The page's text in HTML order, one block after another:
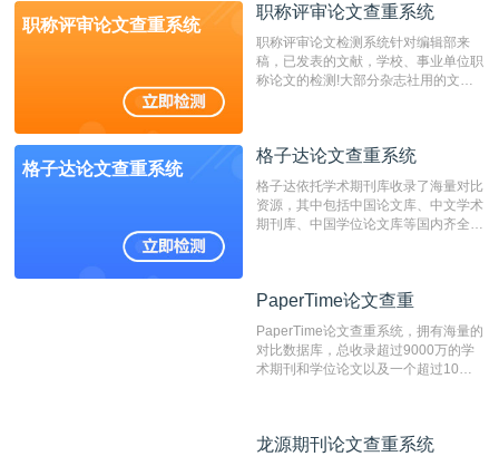
检测速度快、精度高，市场反映良好。
职称评审论文查重系统
职称评审论文查重系统
职称评审论文检测系统针对编辑部来
稿，已发表的文献，学校、事业单位职
称论文的检测!大部分杂志社用的文献
编辑部检测来稿和已发表的文献,检测
测时注意填写第一作者,才能排除已发
表文献复制比。（限制字符数1万）
格子达论文查重系统
格子达论文查重系统
格子达依托学术期刊库收录了海量对比
资源，其中包括中国论文库、中文学术
期刊库、中国学位论文库等国内齐全的
系统，可检测中文、英文两种语言的论
PaperTime论文查重
PaperTime论文查重系统，拥有海量的
对比数据库，总收录超过9000万的学
术期刊和学位论文以及一个超过10亿
对，利用指纹索引快速而精准地在云检
龙源期刊论文查重系统